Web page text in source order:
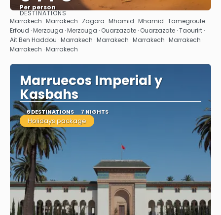
Per person
See
DESTINATIONS
Marrakech · Marrakech · Zagora · Mhamid · Mhamid · Tamegroute ·
Erfoud · Merzouga · Merzouga · Ouarzazate · Ouarzazate · Taourirt ·
Ait Ben Haddou · Marrakech · Marrakech · Marrakech · Marrakech ·
Marrakech · Marrakech
Marruecos Imperial y
Kasbahs
6 DESTINATIONS 7 NIGHTS
Holidays package